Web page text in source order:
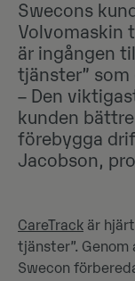
Swecons
Volvomaskin
är ingången
tjänster” som
– Den
kunden
förebygga
Jacobson,
CareTrack är
tjänster”.
Swecon